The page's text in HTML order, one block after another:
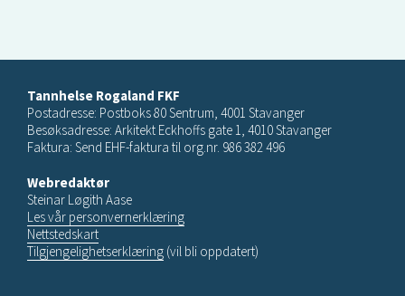
Tannhelse Rogaland FKF
Postadresse: Postboks 80 Sentrum, 4001 Stavanger
Besøksadresse: Arkitekt Eckhoffs gate 1, 4010 Stavanger
Faktura: Send EHF-faktura til org.nr. 986 382 496
Webredaktør
Steinar Løgith Aase
Les vår personvernerklæring
Nettstedskart
Tilgjengelighetserklæring (vil bli oppdatert)